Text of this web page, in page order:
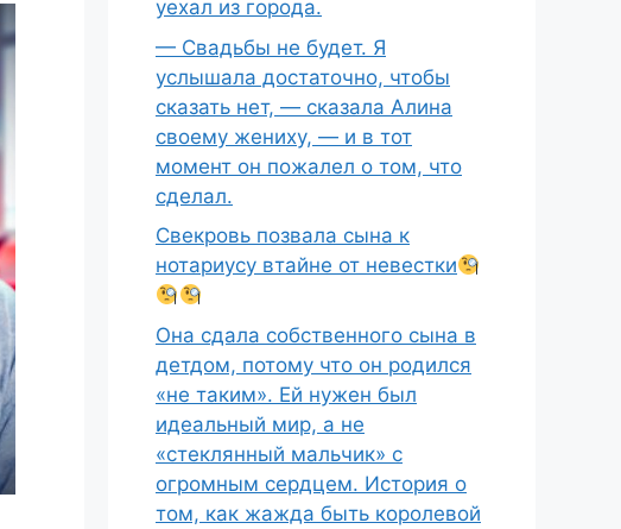
уехал из города.
— Свадьбы не будет. Я
услышала достаточно, чтобы
сказать нет, — сказала Алина
своему жениху, — и в тот
момент он пожалел о том, что
сделал.
Свекровь позвала сына к
нотариусу втайне от невестки
Она сдала собственного сына в
детдом, потому что он родился
«не таким». Ей нужен был
идеальный мир, а не
«стеклянный мальчик» с
огромным сердцем. История о
том, как жажда быть королевой